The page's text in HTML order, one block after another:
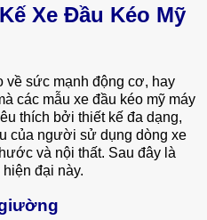
Xe Đầu Kéo Mỹ
về sức mạnh động cơ, hay
các mẫu xe đầu kéo mỹ máy
thích bởi thiết kế đa dạng,
của người sử dụng dòng xe
và nội thất. Sau đây là
đại này.